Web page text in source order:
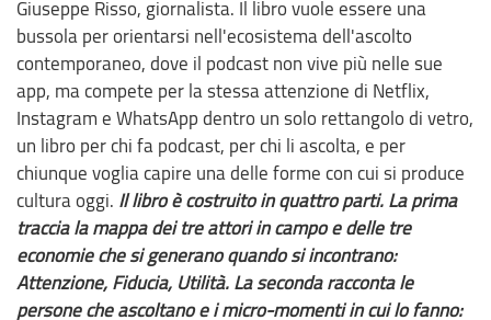
Giuseppe Risso, giornalista. Il libro vuole essere una
bussola per orientarsi nell'ecosistema dell'ascolto
contemporaneo, dove il podcast non vive più nelle sue
app, ma compete per la stessa attenzione di Netflix,
Instagram e WhatsApp dentro un solo rettangolo di vetro,
un libro per chi fa podcast, per chi li ascolta, e per
chiunque voglia capire una delle forme con cui si produce
cultura oggi. Il libro è costruito in quattro parti. La prima
traccia la mappa dei tre attori in campo e delle tre
economie che si generano quando si incontrano:
Attenzione, Fiducia, Utilità. La seconda racconta le
persone che ascoltano e i micro-momenti in cui lo fanno: